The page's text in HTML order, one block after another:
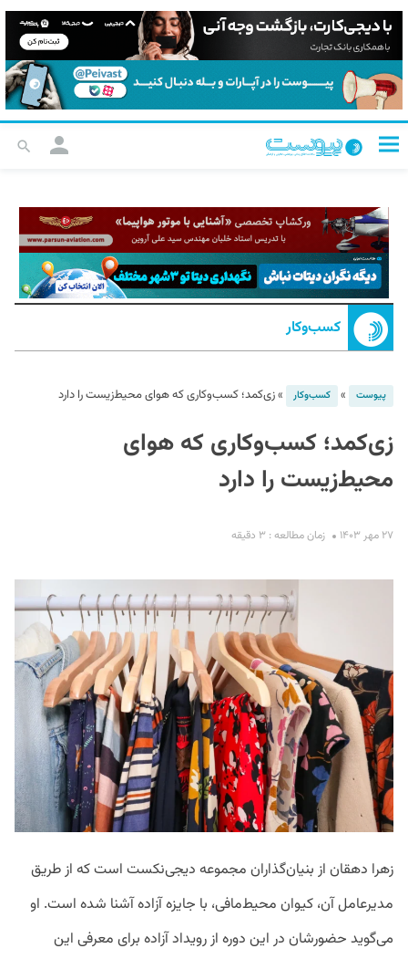
کسب‌و‌کار
پیوست » کسب‌و‌کار »زی‌کمد؛ کسب‌وکاری که هوای محیط‌زیست را دارد
زی‌کمد؛ کسب‌وکاری که هوای
محیط‌زیست را دارد
۲۷ مهر ۱۴۰۳ زمان مطالعه : ۳ دقیقه
زهرا دهقان از بنیان‌گذاران مجموعه دیجی‌نکست است که از طریق
مدیرعامل آن، کیوان محیط‌مافی، با جایزه آزاده آشنا شده است. او
می‌گوید حضورشان در این دوره از رویداد آزاده برای معرفی این